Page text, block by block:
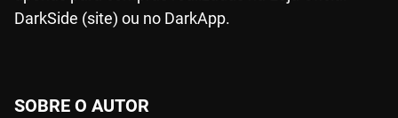
DarkSide (site) ou no DarkApp.
SOBRE O AUTOR